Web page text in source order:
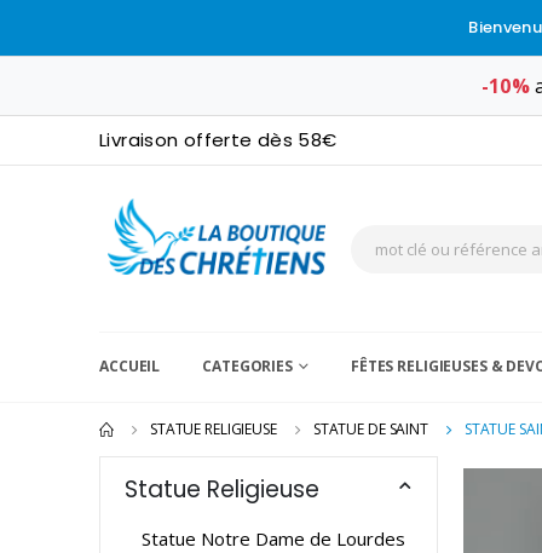
-10%
Livraison offerte dès 58€
ACCUEIL CATEGORIES FÊTES RELIGIEUSES &
STATUE RELIGIEUSE STATUE DE SAINT STATUE
Statue Religieuse
Statue Notre Dame de Lourdes